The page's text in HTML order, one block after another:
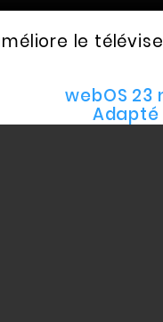
le
webOS 23